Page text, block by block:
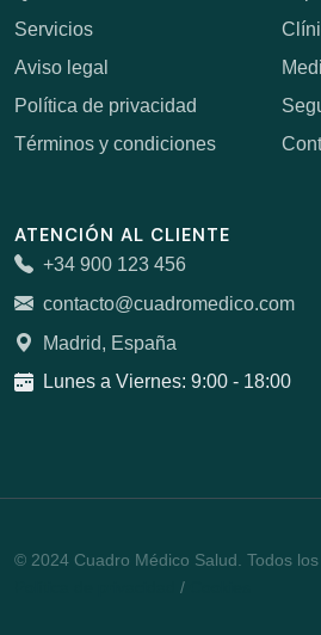
Servicios
Aviso legal
Política de privacidad
Términos y condiciones
ATENCIÓN AL CLIENTE
+34 900 123 456
contacto@cuadromedico.com
Madrid, España
Lunes a Viernes: 9:00 - 18:00
© 2024 Cuadro Médico Salud. Todos
/